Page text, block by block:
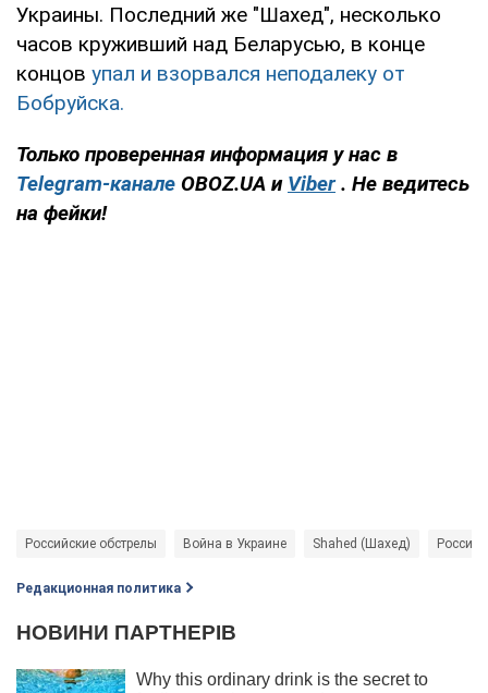
Украины. Последний же "Шахед", несколько
часов круживший над Беларусью, в конце
концов упал и взорвался неподалеку от
Бобруйска.
Только проверенная информация у нас в
Telegram-канале OBOZ.UA и Viber . Не ведитесь
на фейки!
Российские обстрелы Война в Украине Shahed (Шахед) Россия
Редакционная политика